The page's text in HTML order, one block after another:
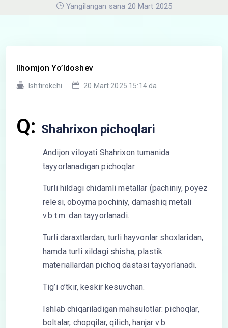
Yangilangan sana 20 Mart 2025
Ilhomjon Yo’ldoshev
Ishtirokchi 20 Mart 2025 15:14 da
Q: Shahrixon pichoqlari
Andijon viloyati Shahrixon tumanida
tayyorlanadigan pichoqlar.
Turli hildagi chidamli metallar (pachiniy, poyez
relesi, oboyma pochiniy, damashiq metali
v.b.t.m. dan tayyorlanadi.
Turli daraxtlardan, turli hayvonlar shoxlaridan,
hamda turli xildagi shisha, plastik
materiallardan pichoq dastasi tayyorlanadi.
Tig’i o’tkir, keskir kesuvchan.
Ishlab chiqariladigan mahsulotlar: pichoqlar,
boltalar, chopqilar, qilich, hanjar v.b.